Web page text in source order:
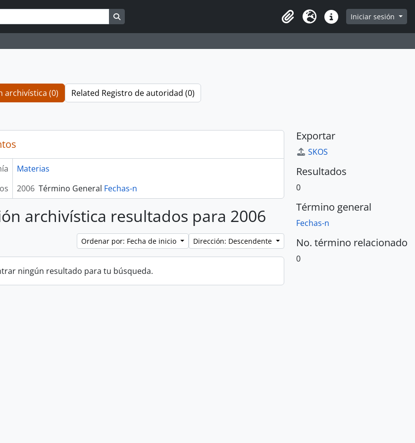
Portapapeles
Idioma Enlaces rápidos
Iniciar sesión
archivística (0) Related Registro de autoridad (0)
Materias
2006 Término General Fechas-n
archivística resultados para 2006
Ordenar por: Fecha de inicio Dirección: Descendente
ningún resultado para tu búsqueda.
Exportar
SKOS
Resultados
0
Término general
Fechas-n
No. término relacionado
0